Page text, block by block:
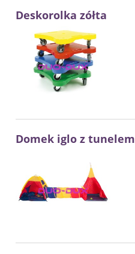
Deskorolka zółta
Domek iglo z tunelem